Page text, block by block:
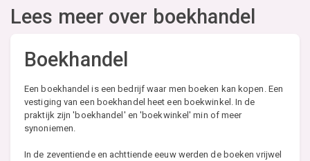
Lees meer over boekhandel
Boekhandel
Een boekhandel is een bedrijf waar men boeken kan kopen. Een
vestiging van een boekhandel heet een boekwinkel. In de
praktijk zijn 'boekhandel' en 'boekwinkel' min of meer
synoniemen.
In de zeventiende en achttiende eeuw werden de boeken vrijwel